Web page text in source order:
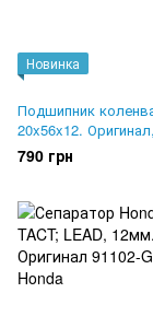
Новинка
Подшипник
20x56x12.
34/35; LEAD 90.
790 грн